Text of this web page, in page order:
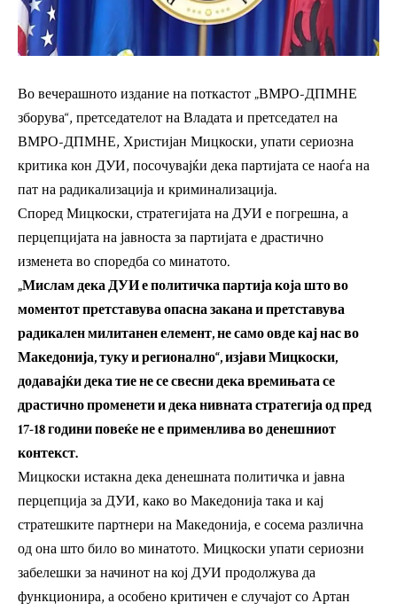
Во вечерашното издание на поткастот „ВМРО-ДПМНЕ
зборува“, претседателот на Владата и претседател на
ВМРО-ДПМНЕ, Христијан Мицкоски, упати сериозна
критика кон ДУИ, посочувајќи дека партијата се наоѓа на
пат на радикализација и криминализација.
Според Мицкоски, стратегијата на ДУИ е погрешна, а
перцепцијата на јавноста за партијата е драстично
изменета во споредба со минатото.
„Мислам дека ДУИ е политичка партија која што во
моментот претставува опасна закана и претставува
радикален милитанен елемент, не само овде кај нас во
Македонија, туку и регионално“, изјави Мицкоски,
додавајќи дека тие не се свесни дека времињата се
драстично променети и дека нивната стратегија од пред
17-18 години повеќе не е применлива во денешниот
контекст.
Мицкоски истакна дека денешната политичка и јавна
перцепција за ДУИ, како во Македонија така и кај
стратешките партнери на Македонија, е сосема различна
од она што било во минатото. Мицкоски упати сериозни
забелешки за начинот на кој ДУИ продолжува да
функционира, а особено критичен е случајот со Артан